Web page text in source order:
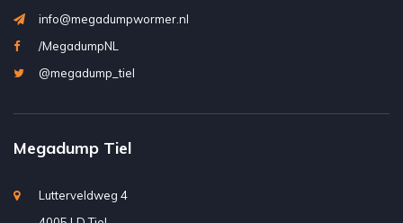
info@megadumpwormer.nl
/MegadumpNL
@megadump_tiel
Megadump Tiel
Lutterveldweg 4